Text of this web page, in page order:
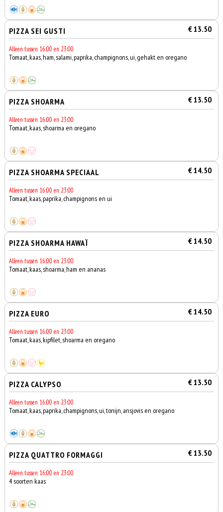
PIZZA SEI GUSTI € 13.50
Alleen tussen 16:00 en 23:00
Tomaat, kaas, ham, salami, paprika, champignons, ui, gehakt en oregano
PIZZA SHOARMA € 13.50
Alleen tussen 16:00 en 23:00
Tomaat, kaas, shoarma en oregano
PIZZA SHOARMA SPECIAAL € 14.50
Alleen tussen 16:00 en 23:00
Tomaat, kaas, paprika, champignons en ui
PIZZA SHOARMA HAWAÏ € 14.50
Alleen tussen 16:00 en 23:00
Tomaat, kaas, shoarma, ham en ananas
PIZZA EURO € 14.50
Alleen tussen 16:00 en 23:00
Tomaat, kaas, kipfilet, shoarma en oregano
PIZZA CALYPSO € 13.50
Alleen tussen 16:00 en 23:00
Tomaat, kaas, paprika, champignons, ui, tonijn, ansjovis en oregano
PIZZA QUATTRO FORMAGGI € 13.50
Alleen tussen 16:00 en 23:00
4 soorten kaas